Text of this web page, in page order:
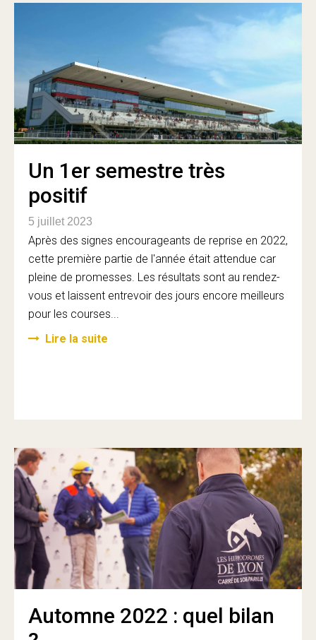
Un 1er semestre très
positif
5 juillet 2023
Après des signes encourageants de reprise en 2022,
cette première partie de l'année était attendue car
pleine de promesses. Les résultats sont au rendez-
vous et laissent entrevoir des jours encore meilleurs
pour les courses...
Lire la suite
Automne 2022 : quel bilan